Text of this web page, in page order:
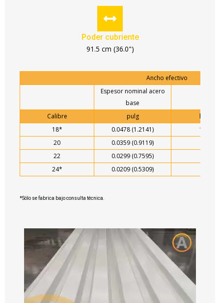
Poder cubriente
91.5 cm (36.0")
Ancho efectivo
Espesor nominal acero
base
Calibre
pulg
kg/ml
18*
0.0478 (1.2141)
12.02
20
0.0359 (0.9119)
22
0.0299 (0.7595)
24*
0.0209 (0.5309)
*Sólo se fabrica bajo consulta técnica.